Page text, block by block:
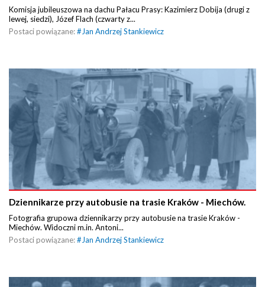
Komisja jubileuszowa na dachu Pałacu Prasy: Kazimierz Dobija (drugi z
lewej, siedzi), Józef Flach (czwarty z...
Postaci powiązane:# Jan Andrzej Stankiewicz
Dziennikarze przy autobusie na trasie Kraków - Miechów.
Fotografia grupowa dziennikarzy przy autobusie na trasie Kraków -
Miechów. Widoczni m.in. Antoni...
Postaci powiązane:#Jan Andrzej Stankiewicz